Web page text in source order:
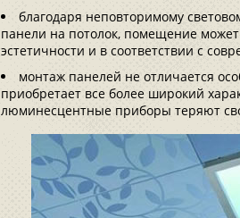
благодаря неповторимому
панели на потолок, помещение
эстетичности и в соответствии с
монтаж панелей не отличается
приобретает все более широкий
люминесцентные приборы теряют